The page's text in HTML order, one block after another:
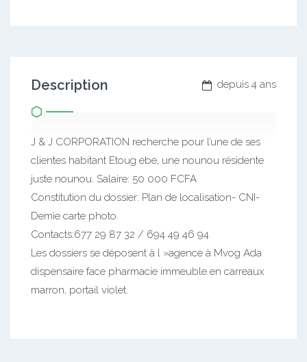
depuis 4 ans
Description
J & J CORPORATION recherche pour l’une de ses
clientes habitant Etoug ebe, une nounou résidente
juste nounou. Salaire: 50 000 FCFA
Constitution du dossier: Plan de localisation- CNI-
Demie carte photo.
Contacts:677 29 87 32 / 694 49 46 94
Les dossiers se déposent à l »agence à Mvog Ada
dispensaire face pharmacie immeuble en carreaux
marron, portail violet.